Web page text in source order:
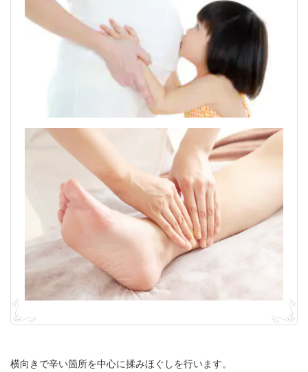
横向きで辛い箇所を中心に揉みほぐしを行います。